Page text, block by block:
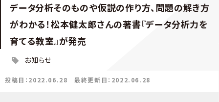
データ分析そのものや仮説の作り方、問題の解き方
がわかる！松本健太郎さんの著書『データ分析力を
育てる教室』が発売
お知らせ
投稿日：2022.06.28 最終更新日：2022.06.28